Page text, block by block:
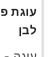
עוגת
לבן